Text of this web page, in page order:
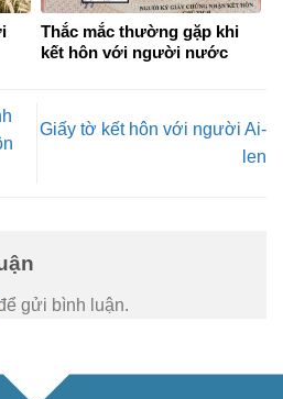
Thắc mắc thường gặp khi
kết hôn với người nước
Giấy tờ kết hôn với người Ai-
len
gửi bình luận.